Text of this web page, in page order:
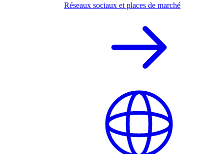
Réseaux sociaux et places de marché